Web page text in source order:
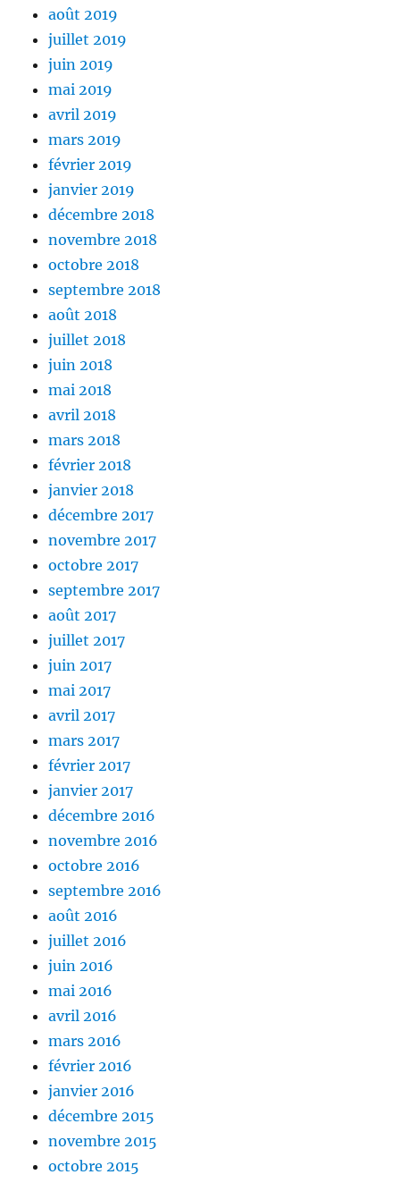
août 2019
juillet 2019
juin 2019
mai 2019
avril 2019
mars 2019
février 2019
janvier 2019
décembre 2018
novembre 2018
octobre 2018
septembre 2018
août 2018
juillet 2018
juin 2018
mai 2018
avril 2018
mars 2018
février 2018
janvier 2018
décembre 2017
novembre 2017
octobre 2017
septembre 2017
août 2017
juillet 2017
juin 2017
mai 2017
avril 2017
mars 2017
février 2017
janvier 2017
décembre 2016
novembre 2016
octobre 2016
septembre 2016
août 2016
juillet 2016
juin 2016
mai 2016
avril 2016
mars 2016
février 2016
janvier 2016
décembre 2015
novembre 2015
octobre 2015